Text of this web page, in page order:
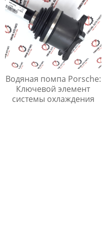
Водяная помпа Porsche:
Ключевой элемент
системы охлаждения